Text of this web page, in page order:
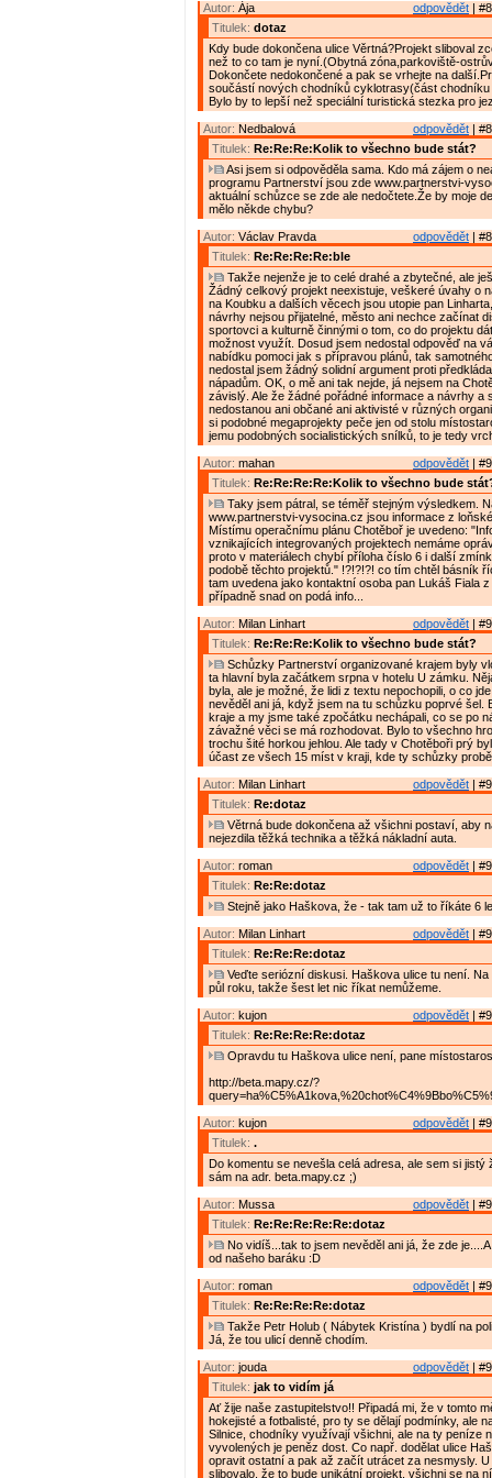
odpovědět |
Autor: Ája
Titulek: dotaz
Kdy bude dokončena ulice Věrtná?Projekt sliboval
než to co tam je nyní.(Obytná zóna,parkoviště-
Dokončete nedokončené a pak se vrhejte na
součástí nových chodníků cyklotrasy(část
Bylo by to lepší než speciální turistická stezka pro
odpovědět |
Autor: Nedbalová
Titulek: Re:Re:Re:Kolik to všechno bude stát?
Asi jsem si odpověděla sama. Kdo má zájem o
programu Partnerství jsou zde www.partnerstvi-
aktuální schůzce se zde ale nedočtete.Že by moje
mělo někde chybu?
odpovědět |
Autor: Václav Pravda
Titulek: Re:Re:Re:Re:ble
Takže nejenže je to celé drahé a zbytečné, ale
Žádný celkový projekt neexistuje, veškeré úvahy o
na Koubku a dalších věcech jsou utopie pan
návrhy nejsou přijatelné, město ani nechce začínat
sportovci a kulturně činnými o tom, co do projektu
možnost využít. Dosud jsem nedostal odpověď na
nabídku pomoci jak s přípravou plánů, tak
nedostal jsem žádný solidní argument proti
nápadům. OK, o mě ani tak nejde, já nejsem na
závislý. Ale že žádné pořádné informace a návrhy a
nedostanou ani občané ani aktivisté v různých
si podobné megaprojekty peče jen od stolu
jemu podobných socialistických snílků, to je tedy
odpovědět |
Autor: mahan
Titulek: Re:Re:Re:Re:Kolik to všechno bude
Taky jsem pátral, se téměř stejným výsledkem.
www.partnerstvi-vysocina.cz jsou informace z
Místímu operačnímu plánu Chotěboř je uvedeno:
vznikajících integrovaných projektech nemáme
proto v materiálech chybí příloha číslo 6 i další
podobě těchto projektů." !?!?!?! co tím chtěl básník
tam uvedena jako kontaktní osoba pan Lukáš Fiala
případně snad on podá info...
odpovědět |
Autor: Milan Linhart
Titulek: Re:Re:Re:Kolik to všechno bude stát?
Schůzky Partnerství organizované krajem byly
ta hlavní byla začátkem srpna v hotelu U zámku.
byla, ale je možné, že lidi z textu nepochopili, o co
nevěděl ani já, když jsem na tu schůzku poprvé šel.
kraje a my jsme také zpočátku nechápali, co se po
závažné věci se má rozhodovat. Bylo to všechno
trochu šité horkou jehlou. Ale tady v Chotěboři prý
účast ze všech 15 míst v kraji, kde ty schůzky
odpovědět |
Autor: Milan Linhart
Titulek: Re:dotaz
Větrná bude dokončena až všichni postaví, aby
nejezdila těžká technika a těžká nákladní auta.
odpovědět |
Autor: roman
Titulek: Re:Re:dotaz
Stejně jako Haškova, že - tak tam už to říkáte 6
odpovědět |
Autor: Milan Linhart
Titulek: Re:Re:Re:dotaz
Veďte seriózní diskusi. Haškova ulice tu není. Na
půl roku, takže šest let nic říkat nemůžeme.
odpovědět |
Autor: kujon
Titulek: Re:Re:Re:Re:dotaz
Opravdu tu Haškova ulice není, pane
http://beta.mapy.cz/?
odpovědět |
Autor: kujon
Titulek: .
Do komentu se nevešla celá adresa, ale sem si jistý
sám na adr. beta.mapy.cz ;)
odpovědět |
Autor: Mussa
Titulek: Re:Re:Re:Re:Re:dotaz
No vidíš...tak to jsem nevěděl ani já, že zde
od našeho baráku :D
odpovědět |
Autor: roman
Titulek: Re:Re:Re:Re:dotaz
Takže Petr Holub ( Nábytek Kristína ) bydlí na
Já, že tou ulicí denně chodím.
odpovědět |
Autor: jouda
Titulek: jak to vidím já
Ať žije naše zastupitelstvo!! Připadá mi, že v tomto
hokejisté a fotbalisté, pro ty se dělají podmínky, ale
Silnice, chodníky využívají všichni, ale na ty peníze
vyvolených je peněz dost. Co např. dodělat ulice
opravit ostatní a pak až začít utrácet za nesmysly.
slibovalo, že to bude unikátní projekt, všichni se na